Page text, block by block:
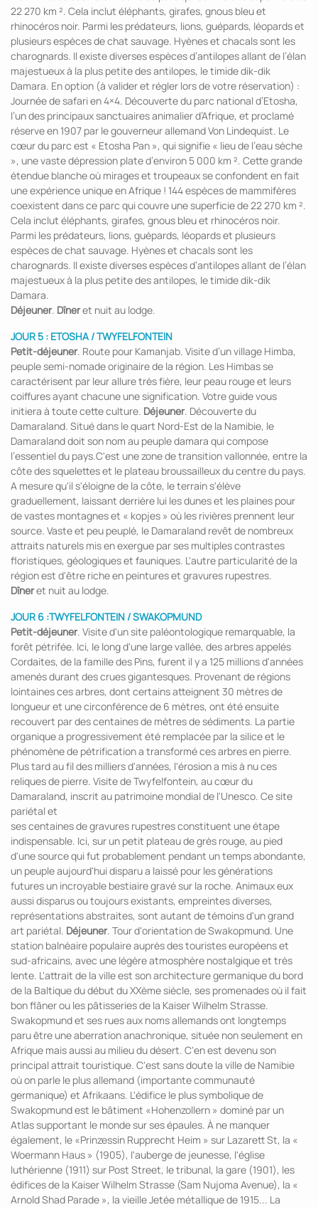
22 270 km ². Cela inclut éléphants, girafes, gnous bleu et
rhinocéros noir. Parmi les prédateurs, lions, guépards, léopards et
plusieurs espèces de chat sauvage. Hyènes et chacals sont les
charognards. Il existe diverses espèces d’antilopes allant de l’élan
majestueux à la plus petite des antilopes, le timide dik-dik
Damara. En option (à valider et régler lors de votre réservation) :
Journée de safari en 4×4. Découverte du parc national d’Etosha,
l’un des principaux sanctuaires animalier d’Afrique, et proclamé
réserve en 1907 par le gouverneur allemand Von Lindequist. Le
cœur du parc est « Etosha Pan », qui signifie « lieu de l’eau sèche
», une vaste dépression plate d’environ 5 000 km ². Cette grande
étendue blanche où mirages et troupeaux se confondent en fait
une expérience unique en Afrique ! 144 espèces de mammifères
coexistent dans ce parc qui couvre une superficie de 22 270 km ².
Cela inclut éléphants, girafes, gnous bleu et rhinocéros noir.
Parmi les prédateurs, lions, guépards, léopards et plusieurs
espèces de chat sauvage. Hyènes et chacals sont les
charognards. Il existe diverses espèces d’antilopes allant de l’élan
majestueux à la plus petite des antilopes, le timide dik-dik
Damara.
Déjeuner. Dîneret nuit au lodge.
JOUR 5 : ETOSHA / TWYFELFONTEIN
Petit-déjeuner. Route pour Kamanjab. Visite d’un village Himba,
peuple semi-nomade originaire de la région. Les Himbas se
caractérisent par leur allure très fière, leur peau rouge et leurs
coiffures ayant chacune une signification. Votre guide vous
initiera à toute cette culture. Déjeuner. Découverte du
Damaraland. Situé dans le quart Nord-Est de la Namibie, le
Damaraland doit son nom au peuple damara qui compose
l’essentiel du pays.C'est une zone de transition vallonnée, entre la
côte des squelettes et le plateau broussailleux du centre du pays.
A mesure qu'il s'éloigne de la côte, le terrain s'élève
graduellement, laissant derrière lui les dunes et les plaines pour
de vastes montagnes et « kopjes » où les rivières prennent leur
source. Vaste et peu peuplé, le Damaraland revêt de nombreux
attraits naturels mis en exergue par ses multiples contrastes
floristiques, géologiques et fauniques. L'autre particularité de la
région est d'être riche en peintures et gravures rupestres.
Dîneret nuit au lodge.
JOUR 6 :TWYFELFONTEIN / SWAKOPMUND
Petit-déjeuner. Visite d'un site paléontologique remarquable, la
forêt pétrifée. Ici, le long d'une large vallée, des arbres appelés
Cordaites, de la famille des Pins, furent il y a 125 millions d'années
amenés durant des crues gigantesques. Provenant de régions
lointaines ces arbres, dont certains atteignent 30 mètres de
longueur et une circonférence de 6 mètres, ont été ensuite
recouvert par des centaines de mètres de sédiments. La partie
organique a progressivement été remplacée par la silice et le
phénomène de pétrification a transformé ces arbres en pierre.
Plus tard au fil des milliers d'années, l'érosion a mis à nu ces
reliques de pierre. Visite de Twyfelfontein, au cœur du
Damaraland, inscrit au patrimoine mondial de l'Unesco. Ce site
pariétal et
ses centaines de gravures rupestres constituent une étape
indispensable. Ici, sur un petit plateau de grès rouge, au pied
d'une source qui fut probablement pendant un temps abondante,
un peuple aujourd'hui disparu a laissé pour les générations
futures un incroyable bestiaire gravé sur la roche. Animaux eux
aussi disparus ou toujours existants, empreintes diverses,
représentations abstraites, sont autant de témoins d'un grand
art pariétal. Déjeuner. Tour d'orientation de Swakopmund. Une
station balnéaire populaire auprès des touristes européens et
sud-africains, avec une légère atmosphère nostalgique et très
lente. L'attrait de la ville est son architecture germanique du bord
de la Baltique du début du XXème siècle, ses promenades où il fait
bon flâner ou les pâtisseries de la Kaiser Wilhelm Strasse.
Swakopmund et ses rues aux noms allemands ont longtemps
paru être une aberration anachronique, située non seulement en
Afrique mais aussi au milieu du désert. C'en est devenu son
principal attrait touristique. C'est sans doute la ville de Namibie
où on parle le plus allemand (importante communauté
germanique) et Afrikaans. L'édifice le plus symbolique de
Swakopmund est le bâtiment «Hohenzollern » dominé par un
Atlas supportant le monde sur ses épaules. À ne manquer
également, le «Prinzessin Rupprecht Heim » sur Lazarett St, la «
Woermann Haus » (1905), l'auberge de jeunesse, l'église
luthérienne (1911) sur Post Street, le tribunal, la gare (1901), les
édifices de la Kaiser Wilhelm Strasse (Sam Nujoma Avenue), la «
Arnold Shad Parade », la vieille Jetée métallique de 1915... La